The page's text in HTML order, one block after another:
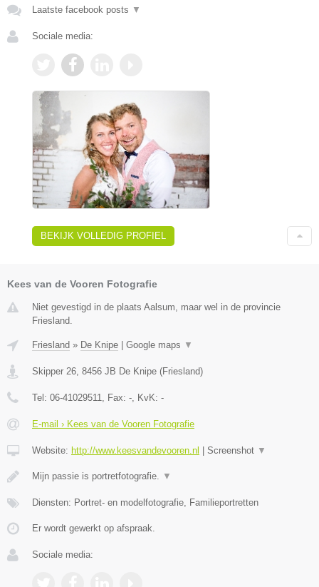
Laatste facebook posts ▼
Sociale media:
BEKIJK VOLLEDIG PROFIEL
Kees van de Vooren Fotografie
Niet gevestigd in de plaats Aalsum, maar wel in de provincie
Friesland.
Friesland » De Knipe Google maps ▼
Skipper 26, 8456 JB De Knipe (Friesland)
Tel: 06-41029511, Fax: -, KvK: -
E-mail › Kees van de Vooren Fotografie
Website: http://www.keesvandevooren.nl Screenshot ▼
Mijn passie is portretfotografie. ▼
Diensten: Portret- en modelfotografie, Familieportretten
Er wordt gewerkt op afspraak.
Sociale media: